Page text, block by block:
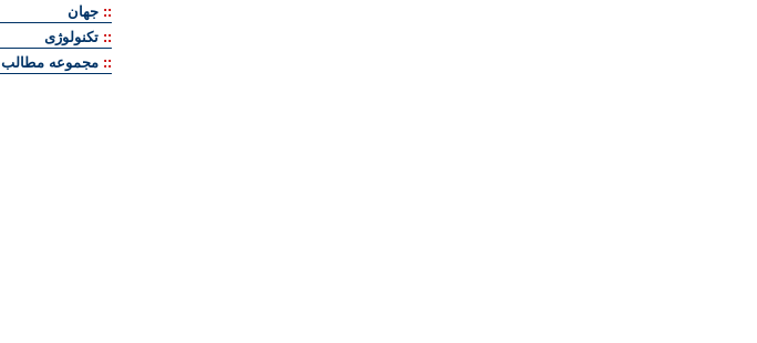
:: جهان
:: تکنولوژی
:: مجموعه مطالب